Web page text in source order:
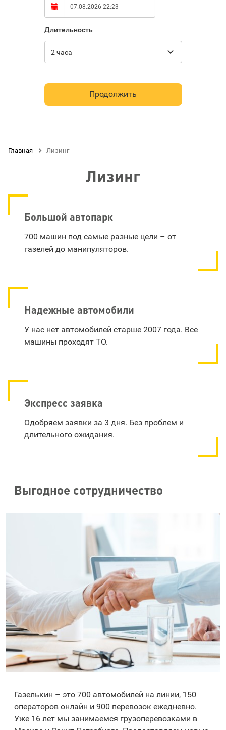
Длительность
2 часа 
Продолжить
Главная  Лизинг
Лизинг
Большой автопарк
700 машин под самые разные цели – от
газелей до манипуляторов.
Надежные автомобили
У нас нет автомобилей старше 2007 года. Все
машины проходят ТО.
Экспресс заявка
Одобряем заявки за 3 дня. Без проблем и
длительного ожидания.
Выгодное сотрудничество
Газелькин – это 700 автомобилей на линии, 150
операторов онлайн и 900 перевозок ежедневно.
Уже 16 лет мы занимаемся грузоперевозками в